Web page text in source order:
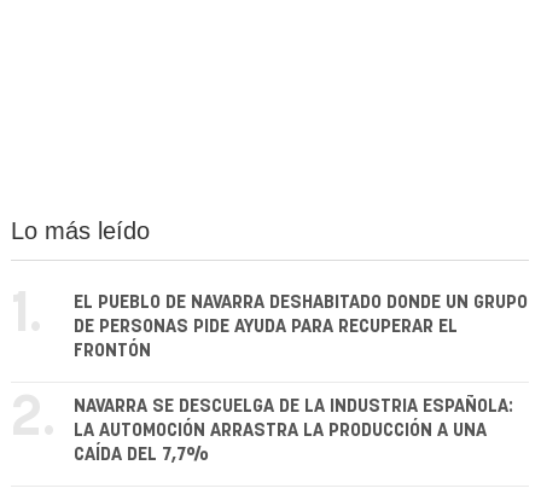
Lo más leído
1.
EL PUEBLO DE NAVARRA DESHABITADO DONDE UN GRUPO
DE PERSONAS PIDE AYUDA PARA RECUPERAR EL
FRONTÓN
2.
NAVARRA SE DESCUELGA DE LA INDUSTRIA ESPAÑOLA:
LA AUTOMOCIÓN ARRASTRA LA PRODUCCIÓN A UNA
CAÍDA DEL 7,7%